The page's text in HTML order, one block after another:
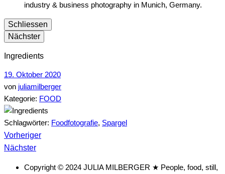
industry & business photography in Munich, Germany.
Schliessen
Nächster
Ingredients
19. Oktober 2020
von juliamilberger
Kategorie: FOOD
Schlagwörter: Foodfotografie, Spargel
Beitragsnavigation
Vorherigervorheriger
Nächsternächster
Copyright © 2024 JULIA MILBERGER ★ People, food, still,